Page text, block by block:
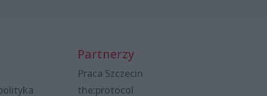
Partnerzy
Praca Szczecin
the:protocol